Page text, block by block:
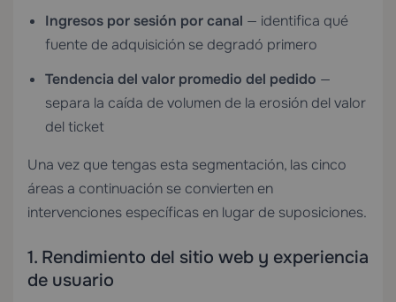
Ingresos por sesión por canal — identifica qué
fuente de adquisición se degradó primero
Tendencia del valor promedio del pedido —
separa la caída de volumen de la erosión del valor
del ticket
Una vez que tengas esta segmentación, las cinco
áreas a continuación se convierten en
intervenciones específicas en lugar de suposiciones.
1. Rendimiento del sitio web y experiencia
de usuario